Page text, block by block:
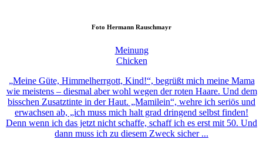
Foto Hermann Rauschmayr
Meinung
Chicken
„Meine Güte, Himmelherrgott, Kind!“, begrüßt mich meine Mama
wie meistens – diesmal aber wohl wegen der roten Haare. Und dem
bisschen Zusatztinte in der Haut. „Mamilein“, wehre ich seriös und
erwachsen ab, „ich muss mich halt grad dringend selbst finden!
Denn wenn ich das jetzt nicht schaffe, schaff ich es erst mit 50. Und
dann muss ich zu diesem Zweck sicher ...